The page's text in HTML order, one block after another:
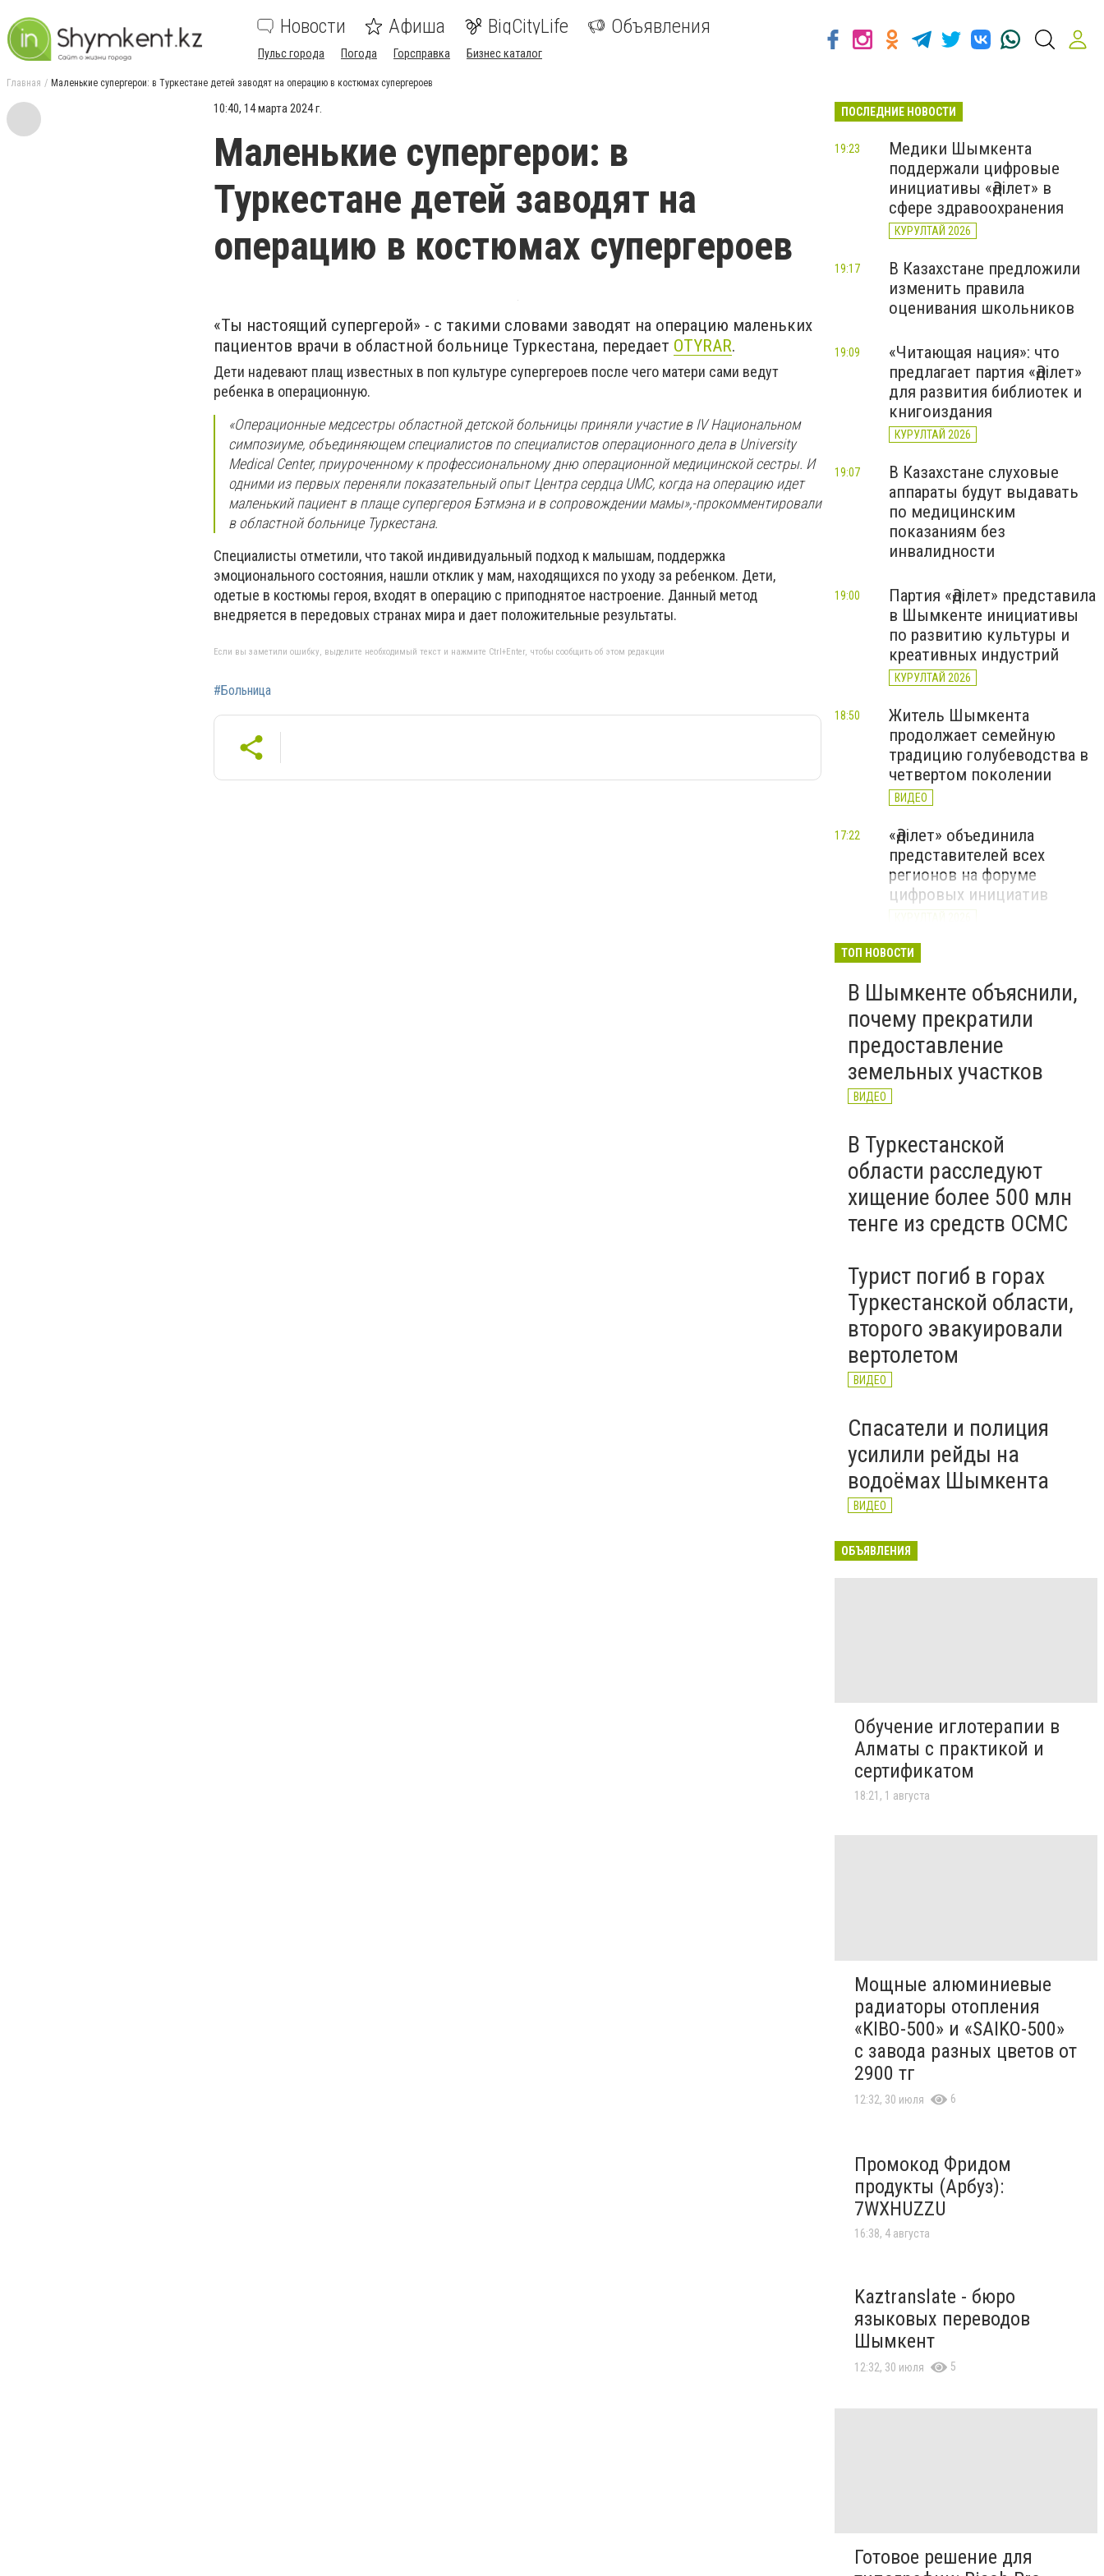
Новости Афиша BigCityLife Объявления
Пульс города Погода Горсправка Бизнес каталог
Главная Маленькие супергерои: в Туркестане детей заводят на операцию в костюмах супергероев
10:40, 14 марта 2024 г.
Маленькие супергерои: в
Туркестане детей заводят на
операцию в костюмах супергероев
«Ты настоящий супергерой» - с такими словами заводят на операцию маленьких
пациентов врачи в областной больнице Туркестана, передает OTYRAR.
Дети надевают плащ известных в поп культуре супергероев после чего матери сами ведут
ребенка в операционную.
«Операционные медсестры областной детской больницы приняли участие в IV Национальном
симпозиуме, объединяющем специалистов по специалистов операционного дела в University
Medical Center, приуроченному к профессиональному дню операционной медицинской сестры. И
одними из первых переняли показательный опыт Центра сердца UMC, когда на операцию идет
маленький пациент в плаще супергероя Бэтмэна и в сопровождении мамы»,-прокомментировали
в областной больнице Туркестана.
Специалисты отметили, что такой индивидуальный подход к малышам, поддержка
эмоционального состояния, нашли отклик у мам, находящихся по уходу за ребенком. Дети,
одетые в костюмы героя, входят в операцию с приподнятое настроение. Данный метод
внедряется в передовых странах мира и дает положительные результаты.
Если вы заметили ошибку, выделите необходимый текст и нажмите Ctrl+Enter, чтобы сообщить об этом редакции
#Больница
ПОСЛЕДНИЕ НОВОСТИ
Медики Шымкента
поддержали цифровые
инициативы «Әділет» в
сфере здравоохранения
КУРУЛТАЙ 2026
19:23
В Казахстане предложили
изменить правила
оценивания школьников
19:17
«Читающая нация»: что
предлагает партия «Әділет»
для развития библиотек и
книгоиздания
КУРУЛТАЙ 2026
19:09
В Казахстане слуховые
аппараты будут выдавать
по медицинским
показаниям без
инвалидности
19:07
Партия «Әділет» представила
в Шымкенте инициативы
по развитию культуры и
креативных индустрий
КУРУЛТАЙ 2026
19:00
Житель Шымкента
продолжает семейную
традицию голубеводства в
четвертом поколении
ВИДЕО
18:50
«Әділет» объединила
представителей всех
регионов на форуме
цифровых инициатив
17:22
В Казахстане назвали
высокооплачиваемые
вакансии июля
12:15
ТОП НОВОСТИ
В Шымкенте объяснили,
почему прекратили
предоставление
земельных участков
ВИДЕО
В Туркестанской
области расследуют
хищение более 500 млн
тенге из средств ОСМС
Турист погиб в горах
Туркестанской области,
второго эвакуировали
вертолетом
ВИДЕО
Спасатели и полиция
усилили рейды на
водоёмах Шымкента
ВИДЕО
ОБЪЯВЛЕНИЯ
Обучение иглотерапии в
Алматы с практикой и
сертификатом
18:21, 1 августа
Мощные алюминиевые
радиаторы отопления
«KIBO-500» и «SAIKO-500»
с завода разных цветов от
2900 тг
12:32, 30 июля 6
Промокод Фридом
продукты (Арбуз):
7WXHUZZU
16:38, 4 августа
Kaztranslate - бюро
языковых переводов
Шымкент
12:32, 30 июля 5
Готовое решение для